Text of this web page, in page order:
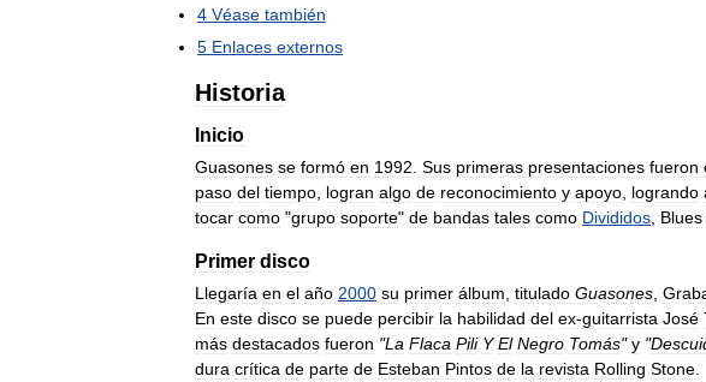
4 Véase también
5 Enlaces externos
Historia
Inicio
Guasones se formó en 1992 Sus primeras presentaciones fueron
paso del tiempo logran algo de reconocimiento y apoyo logrando
tocar como "grupo soporte" de bandas tales como Divididos Blues
Primer disco
Llegaría en el año 2000 su primer álbum titulado Guasones
En este disco se puede percibir la habilidad del ex-guitarrista José
más destacados fueron "La Flaca Pili Y El Negro Tomás" y "
dura crítica de parte de Esteban Pintos de la revista Rolling Stone